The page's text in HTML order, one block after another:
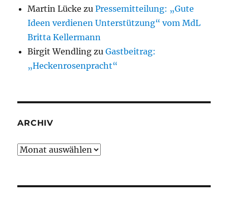
Martin Lücke zuPressemitteilung: „Gute
Ideen verdienen Unterstützung“ vom MdL
Britta Kellermann
Birgit Wendling zuGastbeitrag:
„Heckenrosenpracht“
ARCHIV
Archiv